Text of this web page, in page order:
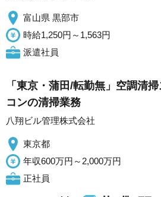
富山県 黒部市
時給1,250円～1,563円
派遣社員
「東京・蒲田/転勤無」空調清
コンの清掃業務
八翔ビル管理株式会社
東京都
年収600万円～2,000万円
正社員